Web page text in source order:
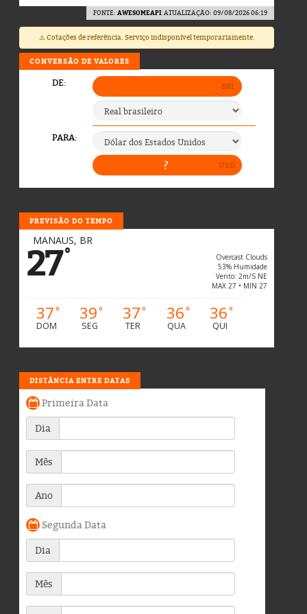
FONTE: AWESOMEAPI. ATUALIZAÇÃO: 09/08/2026 06:19
⚠️ Cotações de referência. Serviço indisponível temporariamente.
CONVERSÃO DE VALORES
PREVISÃO DO TEMPO
MANAUS, BR
27°
Overcast Clouds
53% Humidade
Vento: 2m/s NE
MAX 27 • MIN 27
37°
DOM
39°
SEG
37°
TER
36°
QUA
36°
QUI
DISTÂNCIA ENTRE DATAS